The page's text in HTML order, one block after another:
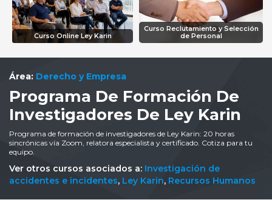
Curso Online Ley Karin
Curso Reclutamiento y Selección
de Personal
Área: Derecho y Empresa
Programa De Formación De
Investigadores De Ley Karin
Programa de formación de investigadores de Ley Karin: 20 horas
sincrónicas vía Zoom, relatora especialista y certificado. Cotiza para tu
equipo.
Ver otros cursos asociados a: Investigación de
accidentes e incidentes, Ley Karin, Recursos Humanos